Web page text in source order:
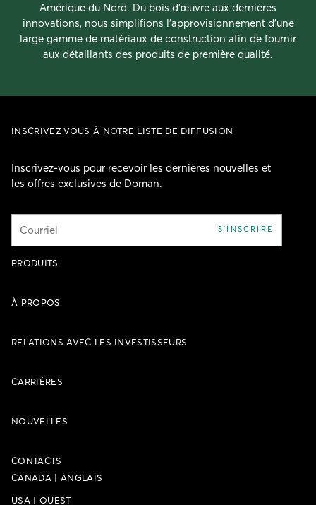
Amérique du Nord. Du bois d’œuvre aux dernières
innovations, nous simplifions l’approvisionnement d’une
large gamme de matériaux de construction afin de fournir
aux détaillants des produits de première qualité.
PRODUITS
À PROPOS
RELATIONS AVEC LES INVESTISSEURS
CARRIÈRES
NOUVELLES
CONTACTS
INSCRIVEZ-VOUS À NOTRE LISTE DE DIFFUSION
Inscrivez-vous pour recevoir les dernières nouvelles et
les offres exclusives de Doman.
Courriel S'INSCRIRE
CANADA| ANGLAIS
USA| OUEST